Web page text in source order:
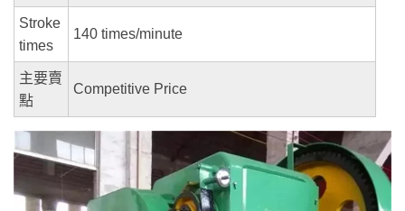
Stroke
times
140 times/minute
主要賣
點
Competitive Price